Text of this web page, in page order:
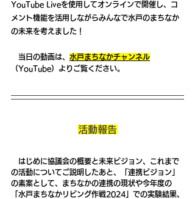
YouTube Liveを使用してオンラインで開催し、コ
メント機能を活用しながらみんなで水戸のまちなか
の未来を考えました！
当日の動画は、 水戸まちなかチャンネル
（YouTube）よりご覧ください。
活動報告
はじめに協議会の概要と未来ビジョン、これまで
の活動についてご説明したあと、「連携ビジョン」
の素案として、まちなかの連携の現状や今年度の
「水戸まちなかリビング作戦2024」での実験結果、